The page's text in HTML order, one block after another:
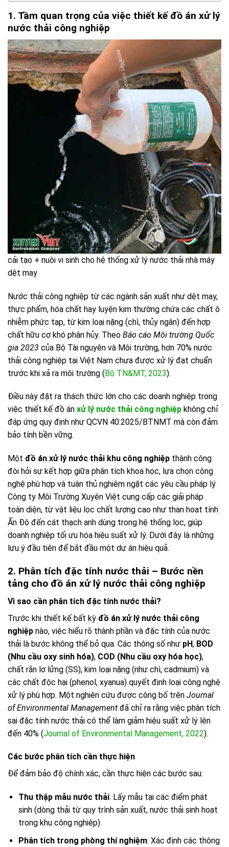
1. Tầm quan trọng của việc thiết kế đồ án xử lý
nước thải công nghiệp
cải tạo + nuôi vi sinh cho hệ thống xử lý nước thải nhà máy
dệt may
Nước thải công nghiệp từ các ngành sản xuất như dệt may,
thực phẩm, hóa chất hay luyện kim thường chứa các chất ô
nhiễm phức tạp, từ kim loại nặng (chì, thủy ngân) đến hợp
chất hữu cơ khó phân hủy. Theo Báo cáo Môi trường Quốc
gia 2023 của Bộ Tài nguyên và Môi trường, hơn 70% nước
thải công nghiệp tại Việt Nam chưa được xử lý đạt chuẩn
trước khi xả ra môi trường (Bộ TN&MT, 2023).
Điều này đặt ra thách thức lớn cho các doanh nghiệp trong
việc thiết kế đồ án xử lý nước thải công nghiệp không chỉ
đáp ứng quy định như QCVN 40:2025/BTNMT mà còn đảm
bảo tính bền vững.
Một đồ án xử lý nước thải khu công nghiệp thành công
đòi hỏi sự kết hợp giữa phân tích khoa học, lựa chọn công
nghệ phù hợp và tuân thủ nghiêm ngặt các yêu cầu pháp lý.
Công ty Môi Trường Xuyên Việt cung cấp các giải pháp
toàn diện, từ vật liệu lọc chất lượng cao như than hoạt tính
Ấn Độ đến cát thạch anh dùng trong hệ thống lọc, giúp
doanh nghiệp tối ưu hóa hiệu suất xử lý. Dưới đây là những
lưu ý đầu tiên để bắt đầu một dự án hiệu quả.
2. Phân tích đặc tính nước thải – Bước nền
tảng cho đồ án xử lý nước thải công nghiệp
Vì sao cần phân tích đặc tính nước thải?
Trước khi thiết kế bất kỳ đồ án xử lý nước thải công
nghiệp nào, việc hiểu rõ thành phần và đặc tính của nước
thải là bước không thể bỏ qua. Các thông số như pH, BOD
(Nhu cầu oxy sinh hóa), COD (Nhu cầu oxy hóa học),
chất rắn lơ lửng (SS), kim loại nặng (như chì, cadmium) và
các chất độc hại (phenol, xyanua) quyết định loại công nghệ
xử lý phù hợp. Một nghiên cứu được công bố trên Journal
of Environmental Management đã chỉ ra rằng việc phân tích
sai đặc tính nước thải có thể làm giảm hiệu suất xử lý lên
đến 40% (Journal of Environmental Management, 2022).
Các bước phân tích cần thực hiện
Để đảm bảo độ chính xác, cần thực hiện các bước sau:
Thu thập mẫu nước thải: Lấy mẫu tại các điểm phát
sinh (dòng thải từ quy trình sản xuất, nước thải sinh hoạt
trong khu công nghiệp).
Phân tích trong phòng thí nghiệm: Xác định các thông